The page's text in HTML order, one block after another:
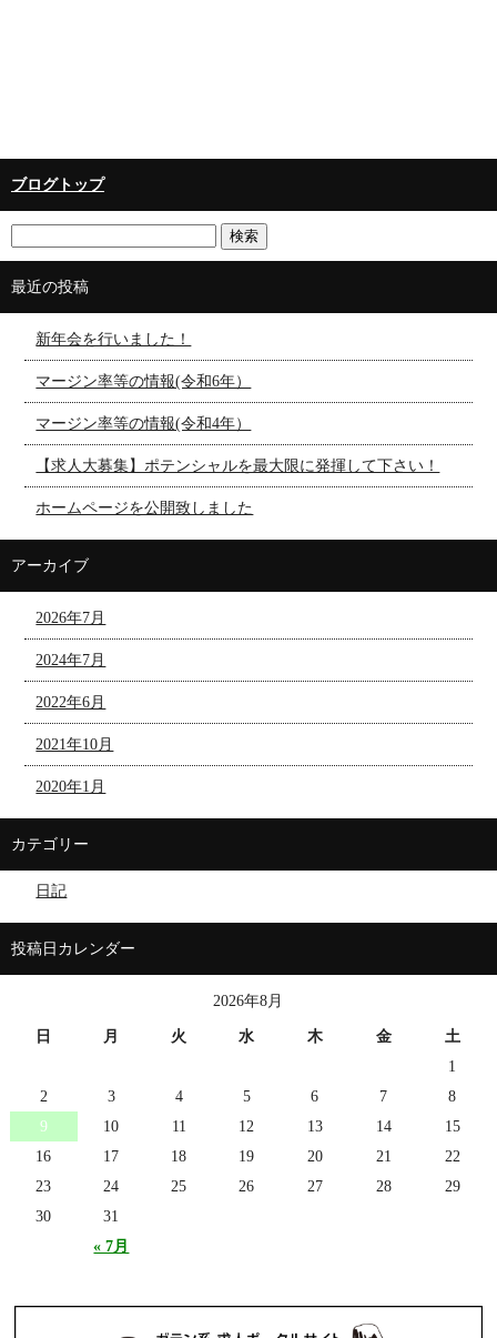
ブログトップ
最近の投稿
新年会を行いました！
マージン率等の情報(令和6年）
マージン率等の情報(令和4年）
【求人大募集】ポテンシャルを最大限に発揮して下さい！
ホームページを公開致しました
アーカイブ
2026年7月
2024年7月
2022年6月
2021年10月
2020年1月
カテゴリー
日記
投稿日カレンダー
2026年8月
日 月 火 水 木 金 土
« 7月
1
2
3 4 5 6 7
8
9
10 11 12 13 14
15
16
17 18 19 20 21
22
23
24 25 26 27 28
29
30
31